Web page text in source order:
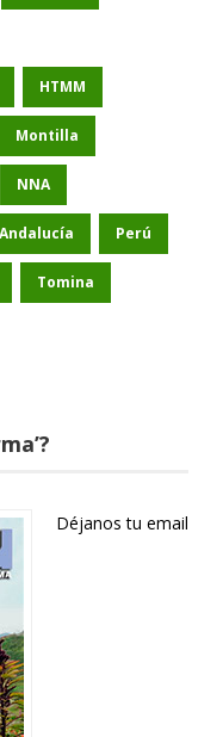
HTMM
Montilla
NNA
Perú
Tomina
Déjanos tu email